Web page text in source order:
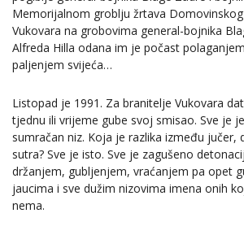
Memorijalnom groblju žrtava
Vukovara na grobovima general-bojnika
Alfreda Hilla odana im je počast
paljenjem svijeća…
Listopad je 1991. Za branitelje Vukovara
tjednu ili vrijeme gube svoj smisao. Sve je
sumračan niz. Koja je razlika između jučer,
sutra? Sve je isto. Sve je zagušeno
držanjem, gubljenjem, vraćanjem pa opet
jaucima i sve dužim nizovima imena onih
nema.